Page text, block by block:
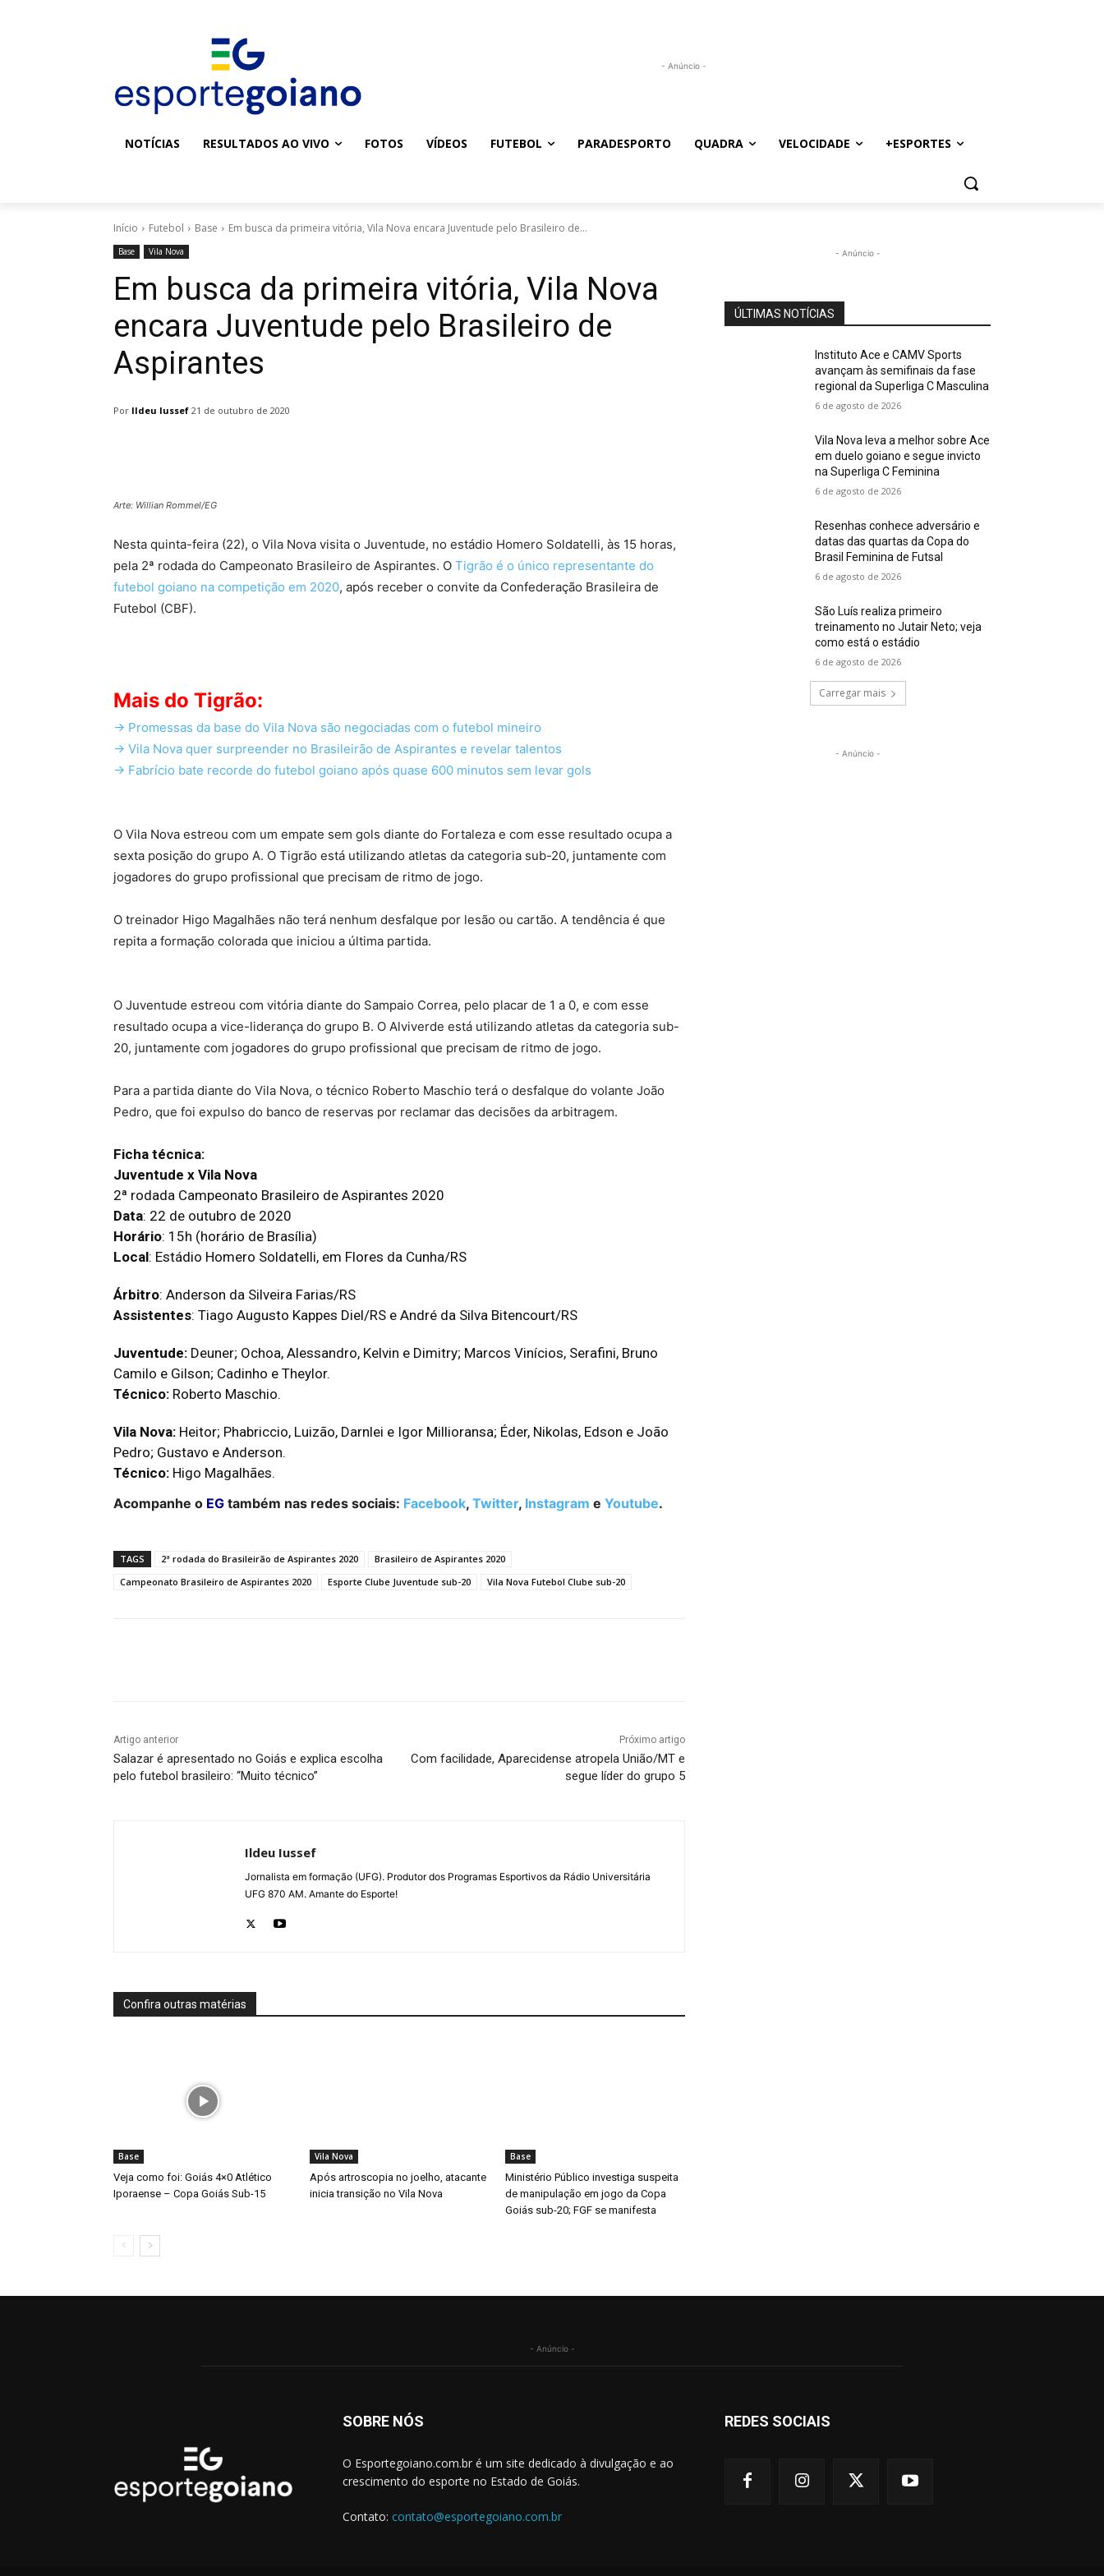
- Anúncio -
NOTÍCIAS RESULTADOS AO VIVO FOTOS VÍDEOS FUTEBOL PARADESPORTO QUADRA VELOCIDADE +ESPORTES
Início Futebol Base Em busca da primeira vitória, Vila Nova encara Juventude pelo Brasileiro de...
Base Vila Nova
Em busca da primeira vitória, Vila Nova
encara Juventude pelo Brasileiro de
Aspirantes
Por Ildeu Iussef 21 de outubro de 2020
Arte: Willian Rommel/EG
Nesta quinta-feira (22), o Vila Nova visita o Juventude, no estádio Homero Soldatelli, às 15 horas,
pela 2ª rodada do Campeonato Brasileiro de Aspirantes. O Tigrão é o único representante do
futebol goiano na competição em 2020, após receber o convite da Confederação Brasileira de
Futebol (CBF).
Mais do Tigrão:
-> Promessas da base do Vila Nova são negociadas com o futebol mineiro
-> Vila Nova quer surpreender no Brasileirão de Aspirantes e revelar talentos
-> Fabrício bate recorde do futebol goiano após quase 600 minutos sem levar gols
O Vila Nova estreou com um empate sem gols diante do Fortaleza e com esse resultado ocupa a
sexta posição do grupo A. O Tigrão está utilizando atletas da categoria sub-20, juntamente com
jogadores do grupo profissional que precisam de ritmo de jogo.
O treinador Higo Magalhães não terá nenhum desfalque por lesão ou cartão. A tendência é que
repita a formação colorada que iniciou a última partida.
O Juventude estreou com vitória diante do Sampaio Correa, pelo placar de 1 a 0, e com esse
resultado ocupa a vice-liderança do grupo B. O Alviverde está utilizando atletas da categoria sub-
20, juntamente com jogadores do grupo profissional que precisam de ritmo de jogo.
Para a partida diante do Vila Nova, o técnico Roberto Maschio terá o desfalque do volante João
Pedro, que foi expulso do banco de reservas por reclamar das decisões da arbitragem.
Ficha técnica:
Juventude x Vila Nova
2ª rodada Campeonato Brasileiro de Aspirantes 2020
Data: 22 de outubro de 2020
Horário: 15h (horário de Brasília)
Local: Estádio Homero Soldatelli, em Flores da Cunha/RS
Árbitro: Anderson da Silveira Farias/RS
Assistentes: Tiago Augusto Kappes Diel/RS e André da Silva Bitencourt/RS
Juventude: Deuner; Ochoa, Alessandro, Kelvin e Dimitry; Marcos Vinícios, Serafini, Bruno
Camilo e Gilson; Cadinho e Theylor.
Técnico: Roberto Maschio.
Vila Nova: Heitor; Phabriccio, Luizão, Darnlei e Igor Millioransa; Éder, Nikolas, Edson e João
Pedro; Gustavo e Anderson.
Técnico: Higo Magalhães.
Acompanhe o EG também nas redes sociais: Facebook, Twitter, Instagram e Youtube.
TAGS 2ª rodada do Brasileirão de Aspirantes 2020
Brasileiro de Aspirantes 2020
Campeonato Brasileiro de Aspirantes 2020
Esporte Clube Juventude sub-20 Vila Nova Futebol Clube sub-20
Artigo anterior
Salazar é apresentado no Goiás e explica escolha
pelo futebol brasileiro: “Muito técnico”
Próximo artigo
Com facilidade, Aparecidense atropela União/MT e
segue líder do grupo 5
Ildeu Iussef
Jornalista em formação (UFG). Produtor dos Programas Esportivos da Rádio Universitária
UFG 870 AM. Amante do Esporte!
Confira outras matérias
Base
Veja como foi: Goiás 4×0 Atlético
Iporaense – Copa Goiás Sub-15
Vila Nova
Após artroscopia no joelho, atacante
inicia transição no Vila Nova
Base
Ministério Público investiga suspeita
de manipulação em jogo da Copa
Goiás sub-20; FGF se manifesta
- Anúncio -
ÚLTIMAS NOTÍCIAS
Instituto Ace e CAMV Sports
avançam às semifinais da fase
regional da Superliga C Masculina
6 de agosto de 2026
Vila Nova leva a melhor sobre Ace
em duelo goiano e segue invicto
na Superliga C Feminina
6 de agosto de 2026
Resenhas conhece adversário e
datas das quartas da Copa do
Brasil Feminina de Futsal
6 de agosto de 2026
São Luís realiza primeiro
treinamento no Jutair Neto; veja
como está o estádio
6 de agosto de 2026
Carregar mais
- Anúncio -
- Anúncio -
SOBRE NÓS
O Esportegoiano.com.br é um site dedicado à divulgação e ao
crescimento do esporte no Estado de Goiás.
Contato: contato@esportegoiano.com.br
REDES SOCIAIS